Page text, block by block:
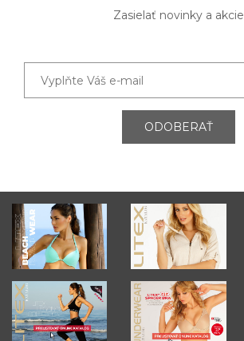
Zasielať novinky a akcie
ODOBERAŤ